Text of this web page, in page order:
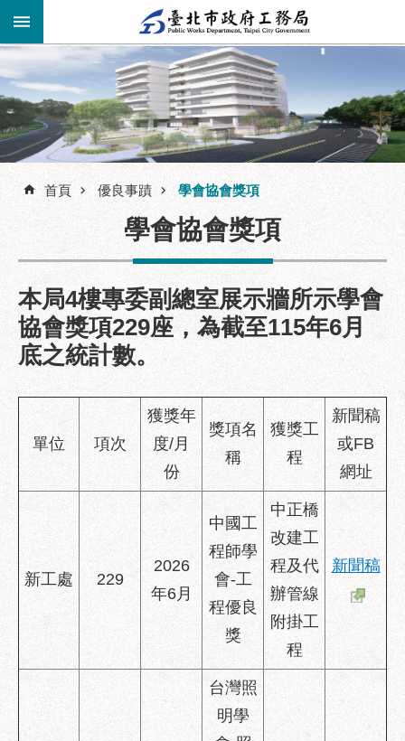
跳到主要內容區塊
進
階
搜
公
告
資
訊
服
機
關
介
務
訊
政
府
訊
公
開
良
事
首頁 優良事蹟 學會協會獎項
學會協會獎項
本局4樓專委副總室展示牆所示學會
協會獎項229座，為截至115年6月
底之統計數。
單位 項次
獲獎年
度/月
份
獎項名
稱
獲獎工
程
新聞稿
或FB
網址
新工處 229
2026
年6月
中國工
程師學
會-工
程優良
獎
中正橋
改建工
程及代
辦管線
附掛工
程
新聞稿
台灣照
明學